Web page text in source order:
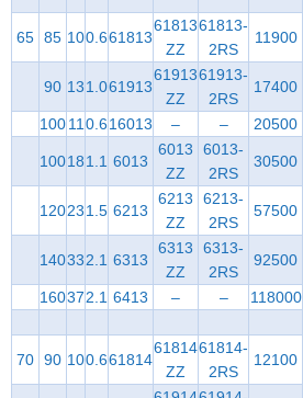
65 85 100.661813
61813
ZZ
61813-
2RS
11900
90 131.061913
61913
ZZ
61913-
2RS
17400
100110.616013 – – 20500
100181.1 6013
6013
ZZ
6013-
2RS
30500
120231.5 6213
6213
ZZ
6213-
2RS
57500
140332.1 6313
6313
ZZ
6313-
2RS
92500
160372.1 6413 – – 118000
70 90 100.661814
61814
ZZ
61814-
2RS
12100